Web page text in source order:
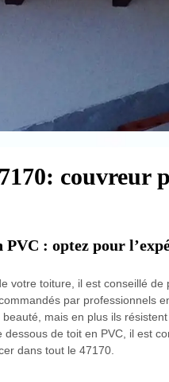
couvreur
PVC : optez pour
votre toiture, il est conseillé
par professionnels
mais en plus ils
de toit en PVC, il est
dans tout le 47170.